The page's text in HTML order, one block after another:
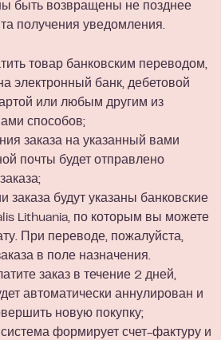
быть возвращены не позднее
получения уведомления.
товар банковским переводом,
электронный банк, дебетовой
или любым другим из
способов;
заказа на указанный вами
почты будет отправлено
заказа будут указаны банковские
Lithuania, по которым вы можете
При переводе, пожалуйста,
в поле назначения.
заказ в течение 2 дней,
автоматически аннулирован и
новую покупку;
система формирует счет-фактуру и